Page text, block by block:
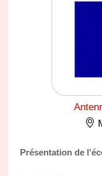
Présentation de